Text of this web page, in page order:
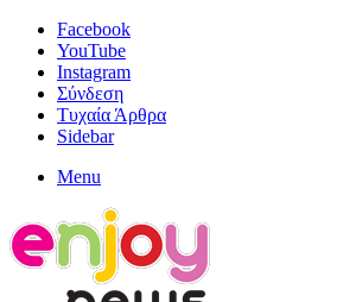
Facebook
YouTube
Instagram
Σύνδεση
Τυχαία Άρθρα
Sidebar
Menu